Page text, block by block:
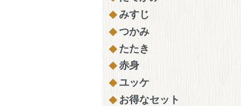
みすじ
つかみ
たたき
赤身
ユッケ
お得なセット